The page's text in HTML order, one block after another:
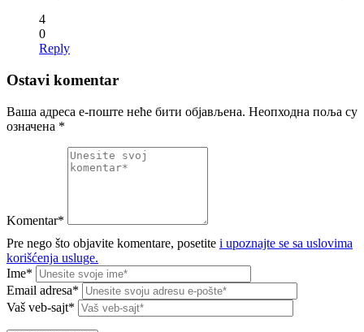
4
0
Reply
Ostavi komentar
Ваша адреса е-поште неће бити објављена. Неопходна поља су
означена *
Komentar*
Pre nego što objavite komentare, posetite i upoznajte se sa uslovima
korišćenja usluge.
Ime*
Email adresa*
Vaš veb-sajt*